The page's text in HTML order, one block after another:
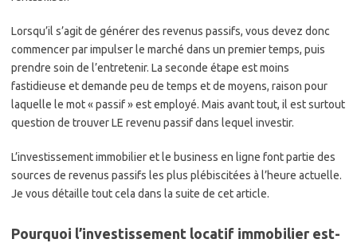
Lorsqu’il s’agit de générer des revenus passifs, vous devez donc
commencer par impulser le marché dans un premier temps, puis
prendre soin de l’entretenir. La seconde étape est moins
fastidieuse et demande peu de temps et de moyens, raison pour
laquelle le mot « passif » est employé. Mais avant tout, il est surtout
question de trouver LE revenu passif dans lequel investir.
L’investissement immobilier et le business en ligne font partie des
sources de revenus passifs les plus plébiscitées à l’heure actuelle.
Je vous détaille tout cela dans la suite de cet article.
Pourquoi l’investissement locatif immobilier est-